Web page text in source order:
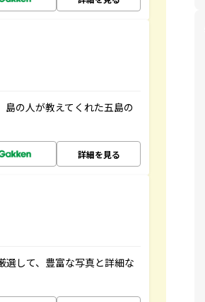
島の人が教えてくれた五島の
詳細を見る
選して、豊富な写真と詳細な